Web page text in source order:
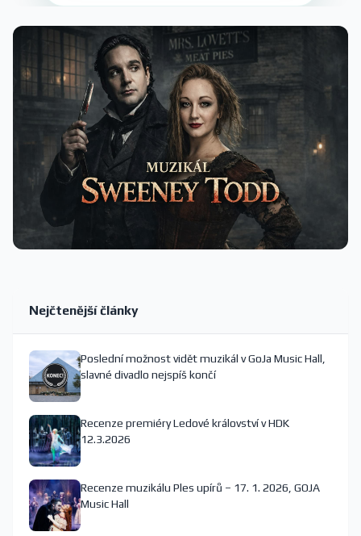
Nejčtenější články
Poslední možnost vidět muzikál v GoJa Music Hall,
slavné divadlo nejspíš končí
Recenze premiéry Ledové království v HDK
12.3.2026
Recenze muzikálu Ples upírů – 17. 1. 2026, GOJA
Music Hall